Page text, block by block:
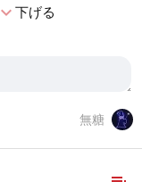
expand_more下げる
無糖